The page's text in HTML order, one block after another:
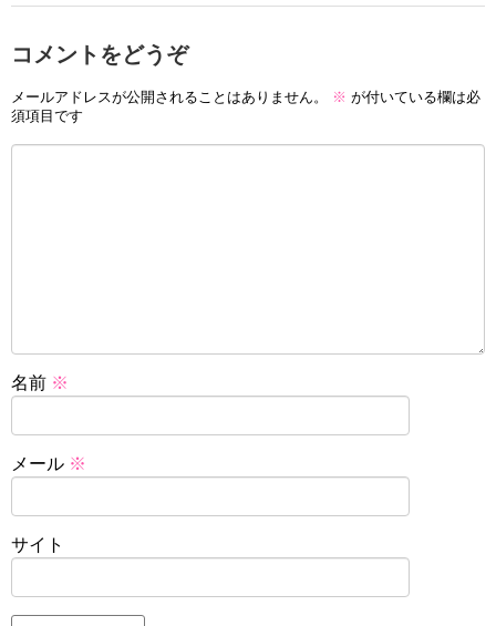
コメントをどうぞ
メールアドレスが公開されることはありません。 ※ が付いている欄は必
須項目です
名前 ※
メール ※
サイト